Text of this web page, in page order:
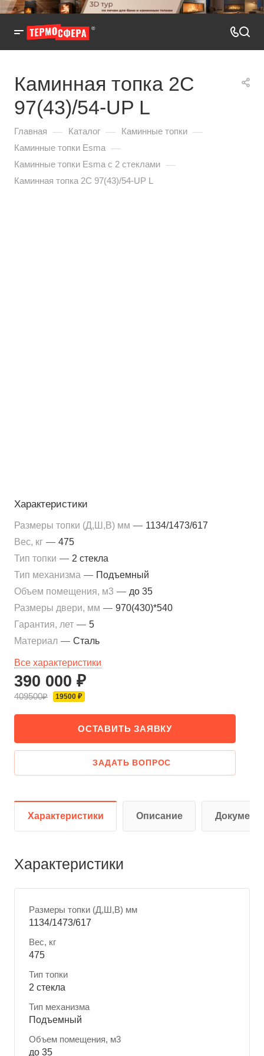
Каминная топка 2С
97(43)/54-UP L
Главная — Каталог — Каминные топки —
Каминные топки Esma —
Каминные топки Esma с 2 стеклами —
Каминная топка 2С 97(43)/54-UP L
Характеристики
Размеры топки (Д,Ш,В) мм — 1134/1473/617
Вес, кг — 475
Тип топки — 2 стекла
Тип механизма — Подъемный
Объем помещения, м3 — до 35
Размеры двери, мм — 970(430)*540
Гарантия, лет — 5
Материал — Сталь
Все характеристики
390 000 ₽
409500₽ 19500 ₽
ОСТАВИТЬ ЗАЯВКУ
ЗАДАТЬ ВОПРОС
Характеристики Описание
Характеристики
Размеры топки (Д,Ш,В) мм
1134/1473/617
Вес, кг
475
Тип топки
2 стекла
Тип механизма
Подъемный
Объем помещения, м3
до 35